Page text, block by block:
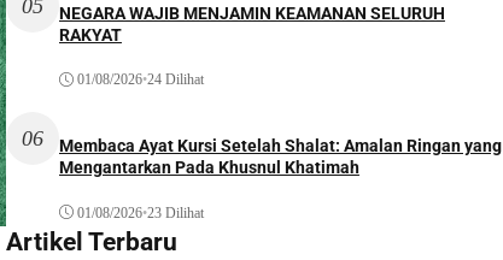
05
NEGARA WAJIB MENJAMIN KEAMANAN SELURUH
RAKYAT
01/08/2026•24 Dilihat
06
Membaca Ayat Kursi Setelah Shalat: Amalan Ringan yang
Mengantarkan Pada Khusnul Khatimah
01/08/2026•23 Dilihat
Artikel Terbaru